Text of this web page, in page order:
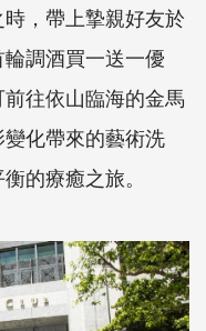
，帶上摯親好友於
調酒買一送一優
往依山臨海的金馬
化帶來的藝術洗
的療癒之旅。